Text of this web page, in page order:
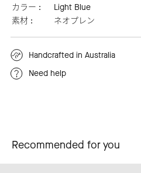
カラー :
Light Blue
素材 :
ネオプレン
Handcrafted in Australia
Need help
Recommended for you